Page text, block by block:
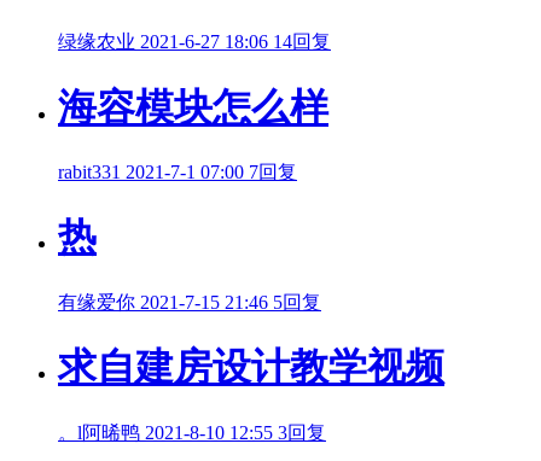
绿缘农业 2021-6-27 18:06 14回复
海容模块怎么样
rabit331 2021-7-1 07:00 7回复
热
有缘爱你 2021-7-15 21:46 5回复
求自建房设计教学视频
。l阿晞鸭 2021-8-10 12:55 3回复